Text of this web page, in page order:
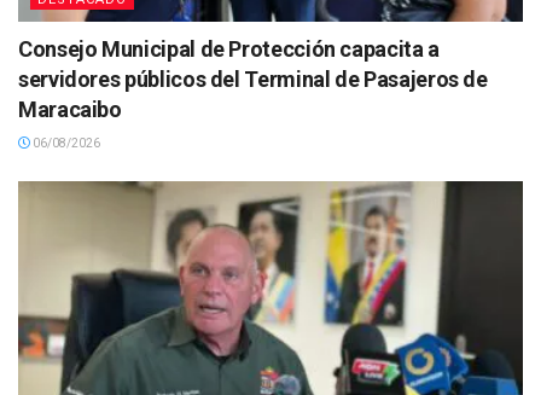
Consejo Municipal de Protección capacita a
servidores públicos del Terminal de Pasajeros de
Maracaibo
06/08/2026